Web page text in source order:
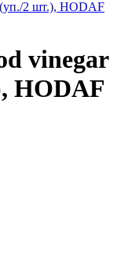
vinegar
HODAF